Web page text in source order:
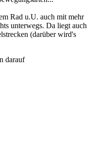
Rad u.U. auch mit mehr
unterwegs. Da liegt auch
(darüber wird's
darauf